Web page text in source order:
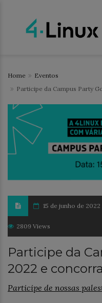
Home
Eventos
Participe da Campus Party
15 de junho de 2022
2809 Views
Participe da
2022 e
Participe de nossas